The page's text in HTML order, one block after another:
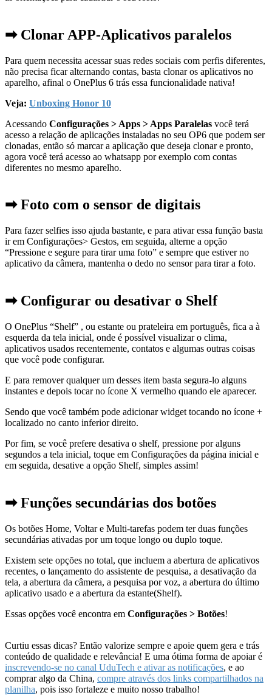
➡ Clonar APP-Aplicativos paralelos
Para quem necessita acessar suas redes sociais com perfis diferentes,
não precisa ficar alternando contas, basta clonar os aplicativos no
aparelho, afinal o OnePlus 6 trás essa funcionalidade nativa!
Veja: Unboxing Honor 10
Acessando Configurações > Apps > Apps Paralelas você terá
acesso a relação de aplicações instaladas no seu OP6 que podem ser
clonadas, então só marcar a aplicação que deseja clonar e pronto,
agora você terá acesso ao whatsapp por exemplo com contas
diferentes no mesmo aparelho.
➡ Foto com o sensor de digitais
Para fazer selfies isso ajuda bastante, e para ativar essa função basta
ir em Configurações> Gestos, em seguida, alterne a opção
“Pressione e segure para tirar uma foto” e sempre que estiver no
aplicativo da câmera, mantenha o dedo no sensor para tirar a foto.
➡ Configurar ou desativar o Shelf
O OnePlus “Shelf” , ou estante ou prateleira em português, fica a à
esquerda da tela inicial, onde é possível visualizar o clima,
aplicativos usados ​​recentemente, contatos e algumas outras coisas
que você pode configurar.
E para remover qualquer um desses item basta segura-lo alguns
instantes e depois tocar no ícone X vermelho quando ele aparecer.
Sendo que você também pode adicionar widget tocando no ícone +
localizado no canto inferior direito.
Por fim, se você prefere desativa o shelf, pressione por alguns
segundos a tela inicial, toque em Configurações da página inicial e
em seguida, desative a opção Shelf, simples assim!
➡ Funções secundárias dos botões
Os botões Home, Voltar e Multi-tarefas podem ter duas funções
secundárias ativadas por um toque longo ou duplo toque.
Existem sete opções no total, que incluem a abertura de aplicativos
recentes, o lançamento do assistente de pesquisa, a desativação da
tela, a abertura da câmera, a pesquisa por voz, a abertura do último
aplicativo usado e a abertura da estante(Shelf).
Essas opções você encontra em Configurações > Botões!
Curtiu essas dicas? Então valorize sempre e apoie quem gera e trás
conteúdo de qualidade e relevância! E uma ótima forma de apoiar é
inscrevendo-se no canal UduTech e ativar as notificações, e ao
comprar algo da China, compre através dos links compartilhados na
planilha, pois isso fortaleze e muito nosso trabalho!